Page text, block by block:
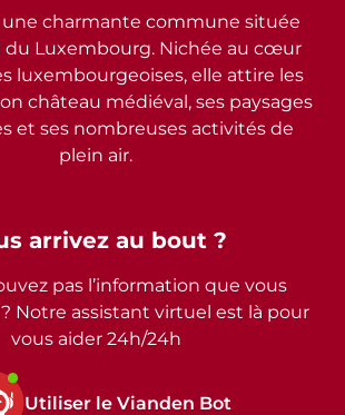
arrivez au bout ?
pas l’information que vous
Notre assistant virtuel est là pour
vous aider 24h/24h
Utiliser le Vianden Bot
charmante commune située
du Luxembourg. Nichée au cœur
luxembourgeoises, elle attire les
château médiéval, ses paysages
et ses nombreuses activités de
plein air.